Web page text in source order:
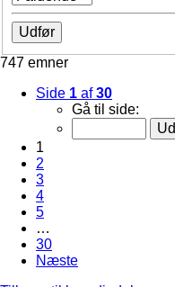
747 emner
Side 1 af30
Gå til side:
1
2
3
4
5
…
30
Næste